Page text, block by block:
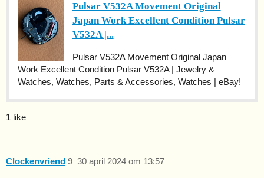
Pulsar V532A Movement Original
Japan Work Excellent Condition Pulsar
V532A |...
Pulsar V532A Movement Original Japan
Work Excellent Condition Pulsar V532A | Jewelry &
Watches, Watches, Parts & Accessories, Watches | eBay!
1 like
Clockenvriend 30 april 2024 om 13:57
9